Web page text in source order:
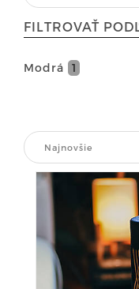
FILTROVAŤ
Modrá 1
Najnovšie